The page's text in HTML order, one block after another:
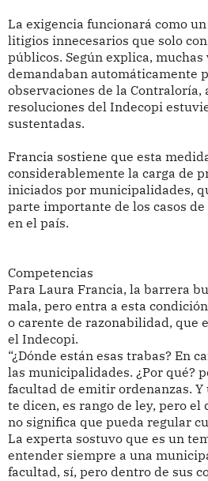
La exigencia funcionará como
litigios innecesarios que solo
públicos. Según explica, muchas
demandaban automáticamente
observaciones de la Contraloría,
resoluciones del Indecopi
sustentadas.
Francia sostiene que esta
considerablemente la carga de
iniciados por municipalidades,
parte importante de los casos
en el país.
Competencias
Para Laura Francia, la barrera
mala, pero entra a esta
o carente de razonabilidad, que
el Indecopi.
“¿Dónde están esas trabas? En
las municipalidades. ¿Por qué?
facultad de emitir ordenanzas. Y
te dicen, es rango de ley, pero el
no significa que pueda regular
La experta sostuvo que es un
entender siempre a una
facultad, sí, pero dentro de sus